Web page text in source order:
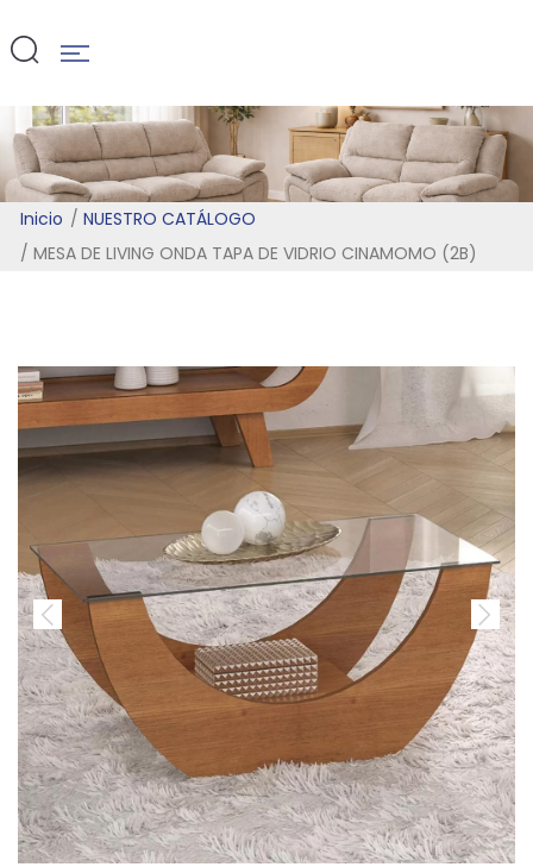
Inicio
NUESTRO CATÁLOGO
MESA DE LIVING ONDA TAPA DE VIDRIO CINAMOMO (2B)